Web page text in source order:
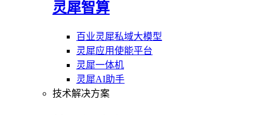
灵犀智算
百业灵犀私域大模型
灵犀应用使能平台
灵犀一体机
灵犀AI助手
技术解决方案